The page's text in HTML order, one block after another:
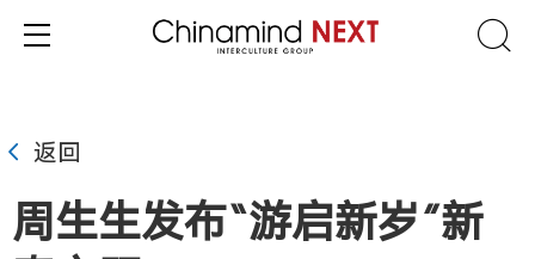
返回
周生生发布“游启新岁”新